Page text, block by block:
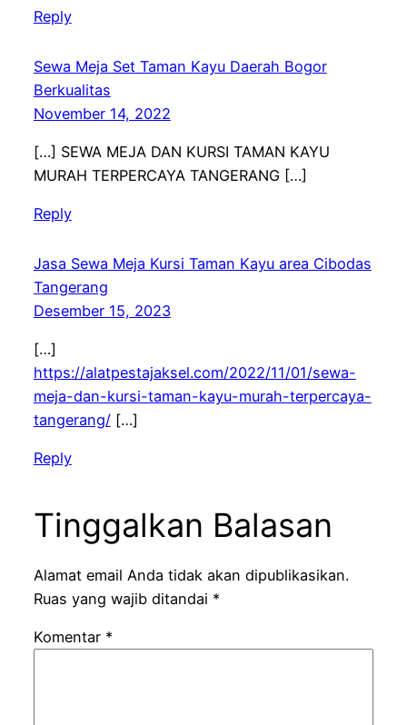
Reply
Sewa Meja Set Taman Kayu Daerah Bogor
Berkualitas
November 14, 2022
[…] SEWA MEJA DAN KURSI TAMAN KAYU
MURAH TERPERCAYA TANGERANG […]
Reply
Jasa Sewa Meja Kursi Taman Kayu area Cibodas
Tangerang
Desember 15, 2023
[…]
https://alatpestajaksel.com/2022/11/01/sewa-
meja-dan-kursi-taman-kayu-murah-terpercaya-
tangerang/[…]
Reply
Tinggalkan Balasan
Alamat email Anda tidak akan dipublikasikan.
Ruas yang wajib ditandai *
Komentar *